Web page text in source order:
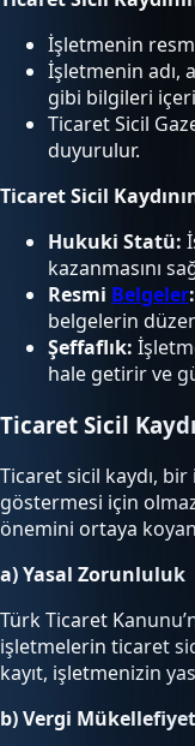
İşletmenin
İşletmenin adı,
gibi bilgileri
Ticaret Sicil
duyurulur.
Ticaret Sicil
Hukuki Statü:
kazanmasını
Resmi Belgeler:
belgelerin
Şeffaflık:
hale getirir ve
Ticaret Sicil
Ticaret sicil kaydı,
göstermesi için
önemini ortaya
a) Yasal Zorunluluk
Türk Ticaret
işletmelerin ticaret
kayıt, işletmenizin
b) Vergi